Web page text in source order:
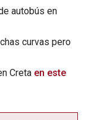
autobús en
curvas pero
Creta en este